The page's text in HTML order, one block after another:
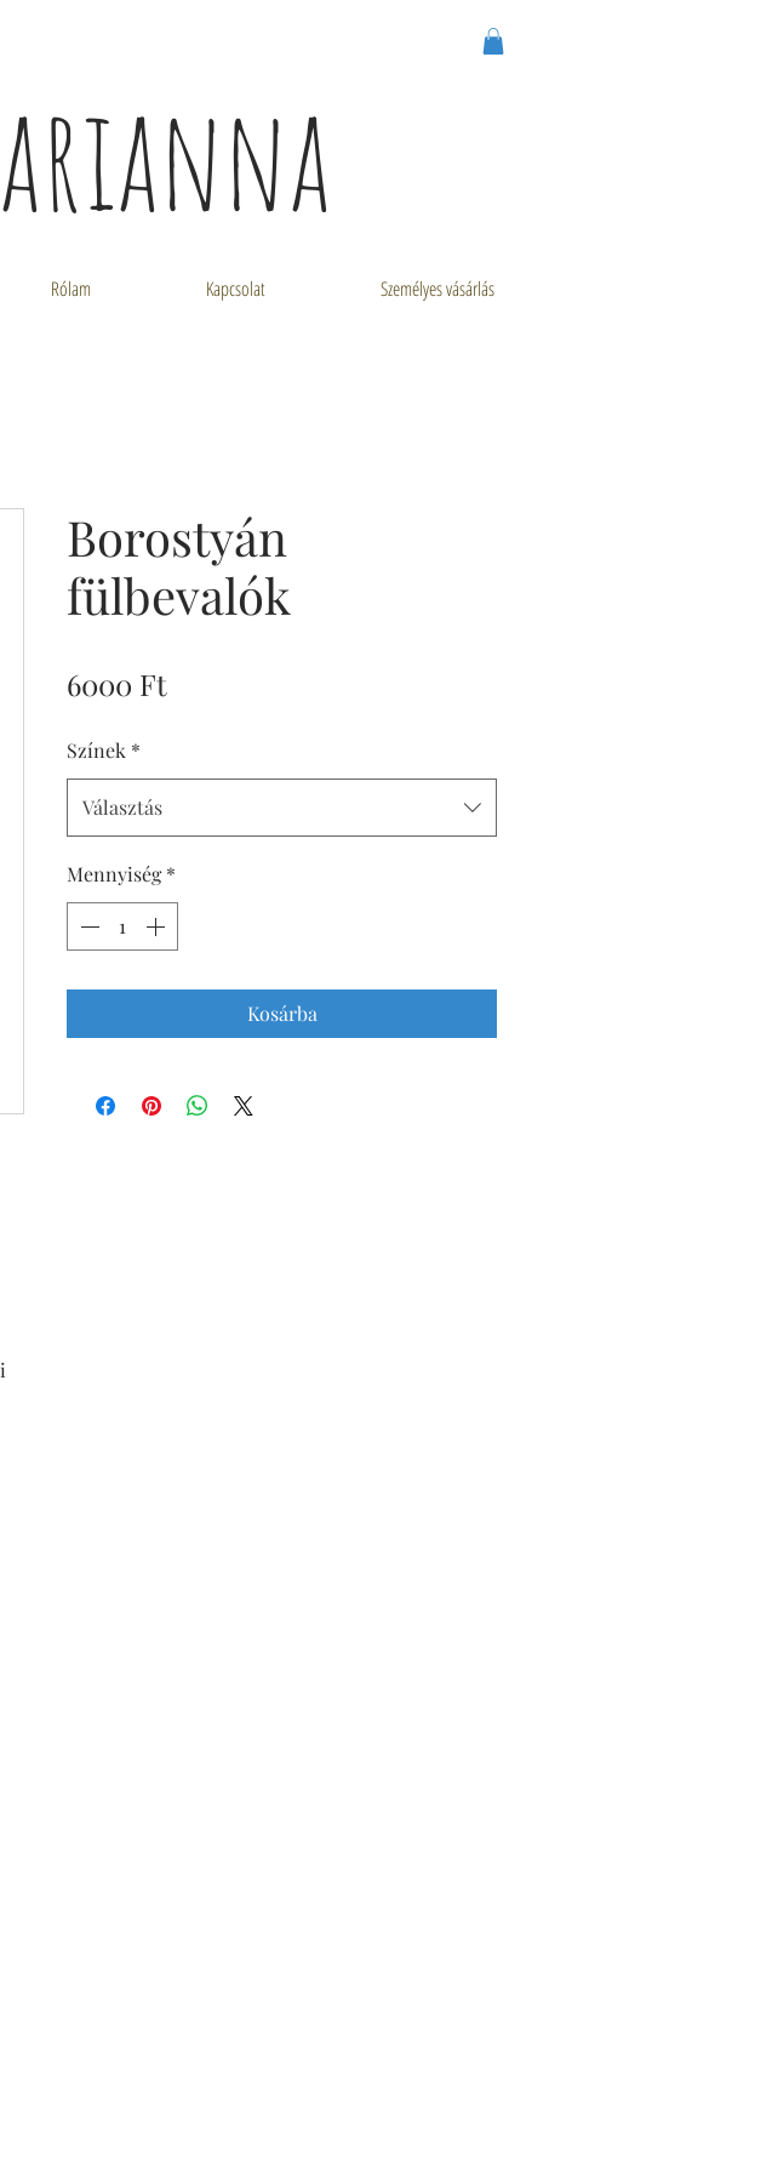
Rólam Kapcsolat Személyes vásárlás
Borostyán
fülbevalók
6000 FtÁr
Színek *
Választás
Mennyiség *
Kosárba